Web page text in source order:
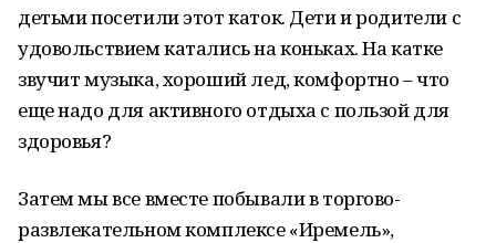
детьми посетили этот каток. Дети и родители с
удовольствием катались на коньках. На катке
звучит музыка, хороший лед, комфортно – что
еще надо для активного отдыха с пользой для
здоровья?
Затем мы все вместе побывали в торгово-
развлекательном комплексе «Иремель»,